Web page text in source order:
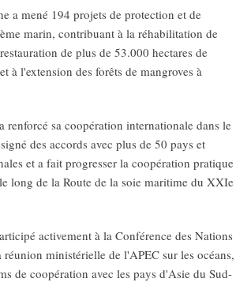
a mené 194 projets de protection et de
marin, contribuant à la réhabilitation de
de plus de 53.000 hectares de
à l'extension des forêts de mangroves à
renforcé sa coopération internationale dans le
des accords avec plus de 50 pays et
et a fait progresser la coopération pratique
long de la Route de la soie maritime du XXIe
activement à la Conférence des Nations
ministérielle de l'APEC sur les océans,
de coopération avec les pays d'Asie du Sud-